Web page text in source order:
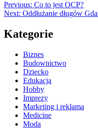
Previous: Co to jest OCP?
Next: Oddłużanie długów
Kategorie
Biznes
Budownictwo
Dziecko
Edukacja
Hobby
Imprezy
Marketing i reklama
Medicine
Moda